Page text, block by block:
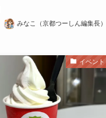
みなこ（京都つーしん編集長）
イベント